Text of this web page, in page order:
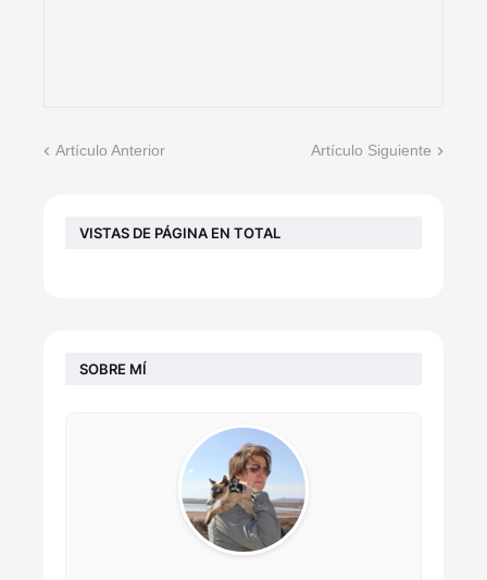
Artículo Anterior Artículo Siguiente
VISTAS DE PÁGINA EN TOTAL
SOBRE MÍ